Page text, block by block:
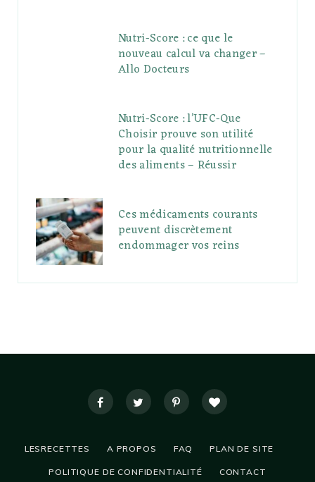
Nutri-Score : ce que le
nouveau calcul va changer –
Allo Docteurs
Nutri-Score : l’UFC-Que
Choisir prouve son utilité
pour la qualité nutritionnelle
des aliments – Réussir
Ces médicaments courants
peuvent discrètement
endommager vos reins
LESRECETTES A PROPOS FAQ PLAN DE SITE
POLITIQUE DE CONFIDENTIALITÉ CONTACT